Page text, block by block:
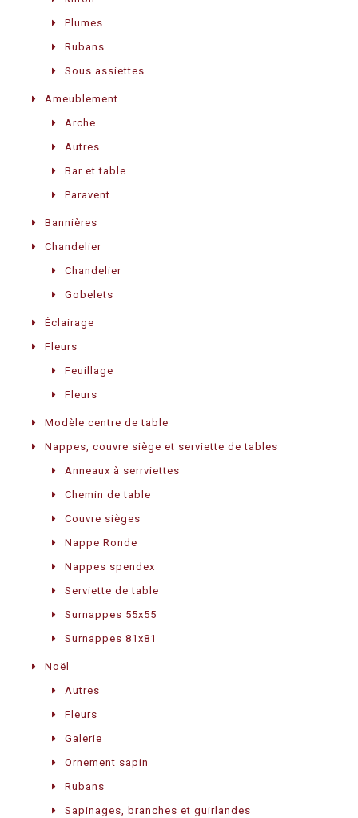
Plumes
Rubans
Sous assiettes
Ameublement
Arche
Autres
Bar et table
Paravent
Bannières
Chandelier
Chandelier
Gobelets
Éclairage
Fleurs
Feuillage
Fleurs
Modèle centre de table
Nappes, couvre siège et serviette de tables
Anneaux à serrviettes
Chemin de table
Couvre sièges
Nappe Ronde
Nappes spendex
Serviette de table
Surnappes 55x55
Surnappes 81x81
Noël
Autres
Fleurs
Galerie
Ornement sapin
Rubans
Sapinages, branches et guirlandes